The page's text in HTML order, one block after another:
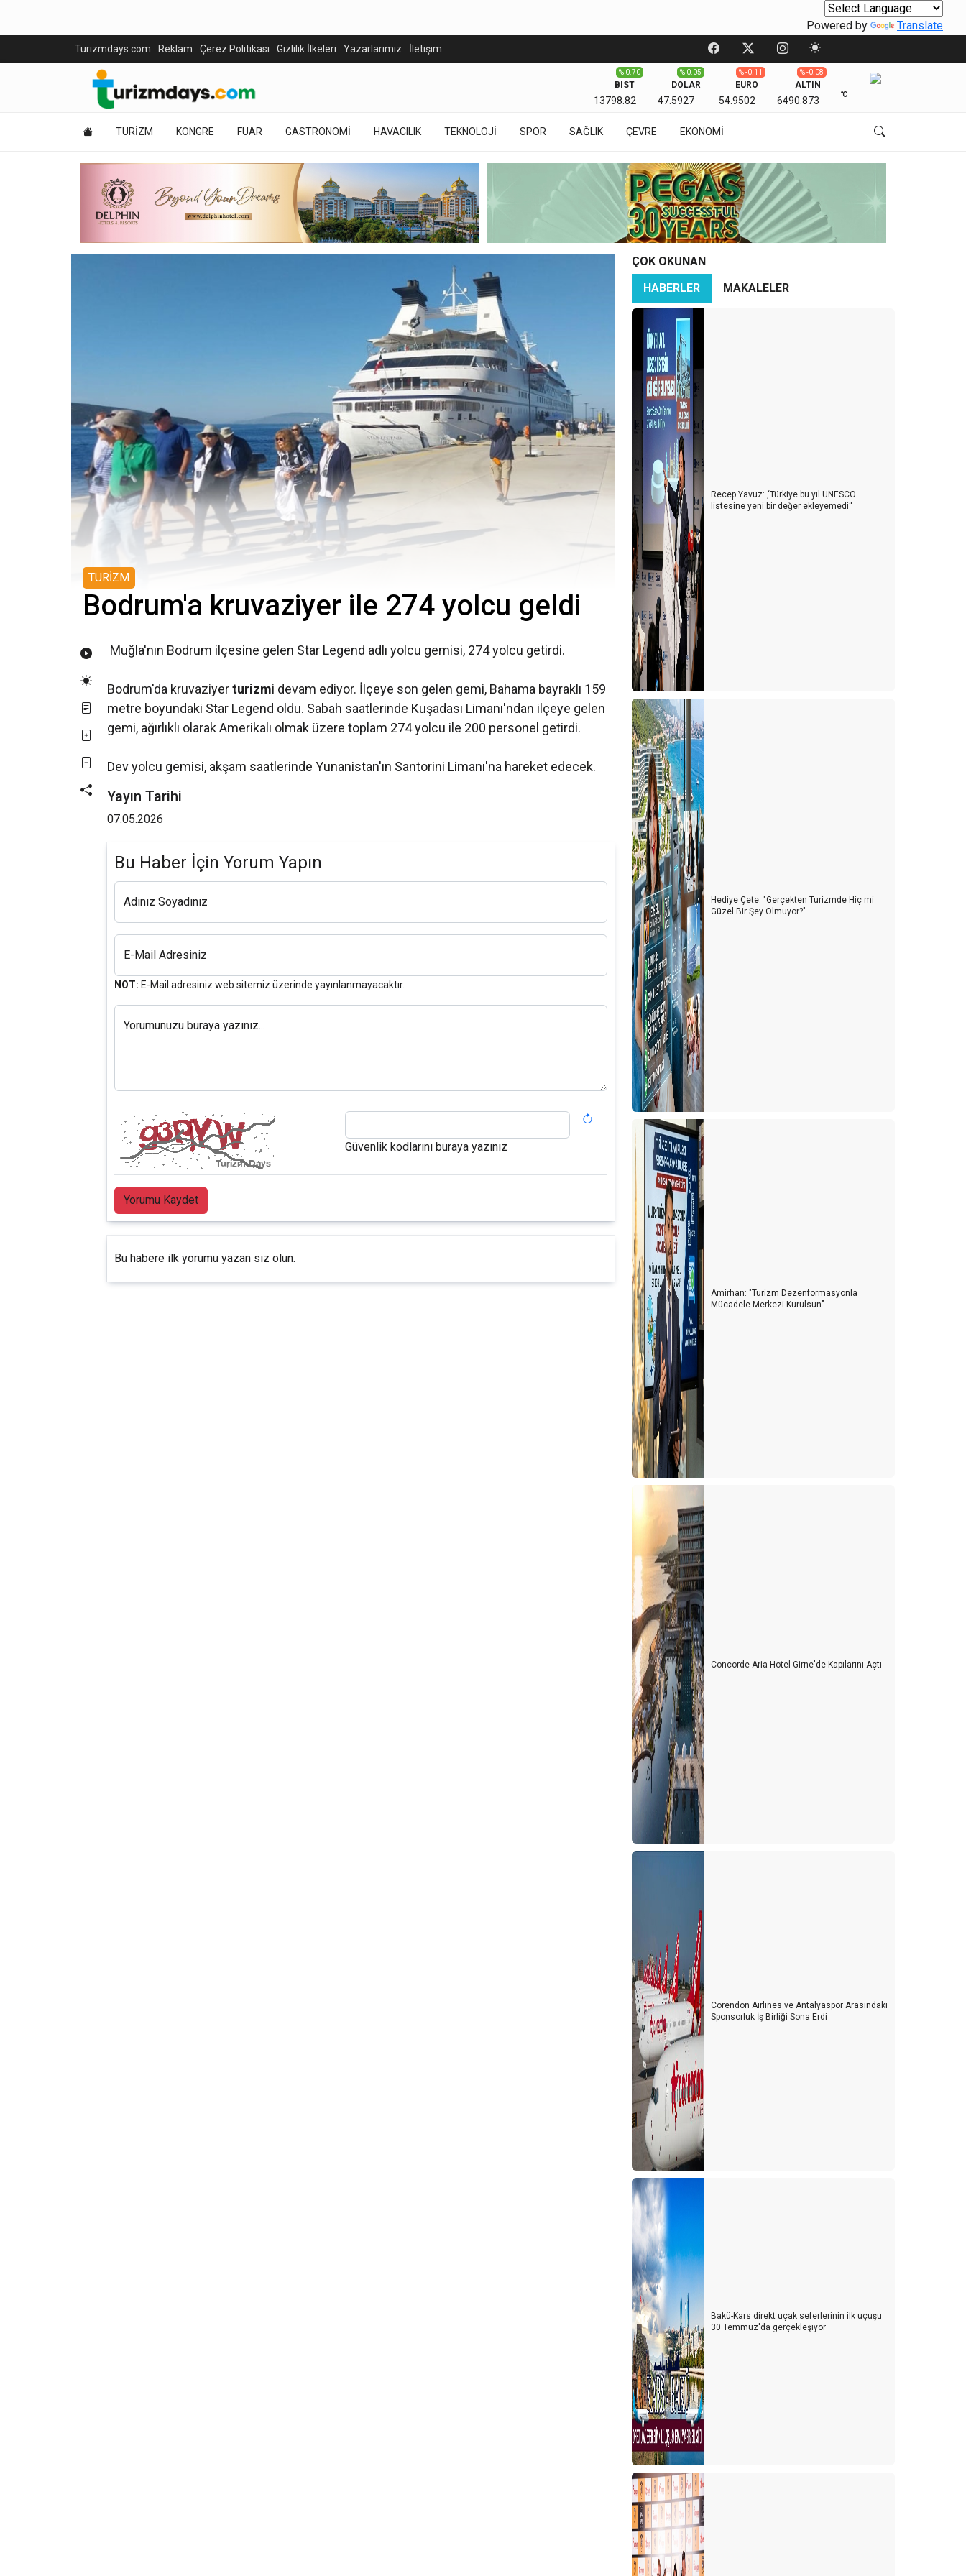
Powered by Translate
Turizmdays.com Reklam Çerez Politikası Gizlilik İlkeleri Yazarlarımız İletişim
BIST
13798.82
% 0.70
DOLAR
47.5927
% 0.05
EURO
54.9502
% -0.11
ALTIN
6490.873
% -0.08
℃
TURİZM KONGRE FUAR GASTRONOMİ HAVACILIK TEKNOLOJİ SPOR SAĞLIK ÇEVRE EKONOMİ
TURİZM
Bodrum'a kruvaziyer ile 274 yolcu geldi
Muğla'nın Bodrum ilçesine gelen Star Legend adlı yolcu gemisi, 274 yolcu getirdi.
Bodrum'da kruvaziyerturizmi devam ediyor. İlçeye son gelen gemi, Bahama bayraklı 159
metre boyundaki Star Legend oldu. Sabah saatlerinde Kuşadası Limanı'ndan ilçeye gelen
gemi, ağırlıklı olarak Amerikalı olmak üzere toplam 274 yolcu ile 200 personel getirdi.
Dev yolcu gemisi, akşam saatlerinde Yunanistan'ın Santorini Limanı'na hareket edecek.
Yayın Tarihi
07.05.2026
Bu Haber İçin Yorum Yapın
Adınız Soyadınız
E-Mail Adresiniz
NOT: E-Mail adresiniz web sitemiz üzerinde yayınlanmayacaktır.
Yorumunuzu buraya yazınız...
Güvenlik kodlarını buraya yazınız
Yorumu Kaydet
Bu habere ilk yorumu yazan siz olun.
ÇOK OKUNAN
HABERLER
MAKALELER
Recep Yavuz: ‚‘Türkiye bu yıl UNESCO
listesine yeni bir değer ekleyemedi‘‘
Hediye Çete: "Gerçekten Turizmde Hiç mi
Güzel Bir Şey Olmuyor?"
Amirhan: "Turizm Dezenformasyonla
Mücadele Merkezi Kurulsun’’
Concorde Aria Hotel Girne'de Kapılarını Açtı
Corendon Airlines ve Antalyaspor Arasındaki
Sponsorluk İş Birliği Sona Erdi
Bakü-Kars direkt uçak seferlerinin ilk uçuşu
30 Temmuz'da gerçekleşiyor